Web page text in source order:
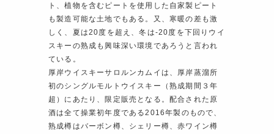
ト、植物を含むピートを使用した自家製ピート
も製造可能な土地でもある。又、寒暖の差も激
しく、夏は20度を超え、冬は-20度を下回りウイ
スキーの熟成も興味深い環境であろうと言われ
ている。
厚岸ウイスキーサロルンカムイは、厚岸蒸溜所
初のシングルモルトウイスキー（熟成期間３年
超）にあたり、限定販売となる。配合された原
酒は全て操業初年度である2016年製のもので、
熟成樽はバーボン樽、シェリー樽、赤ワイン樽